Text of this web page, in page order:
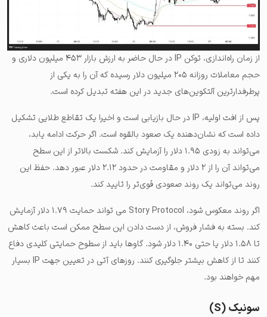
از زمان راه‌اندازی، توکن IP در حال حاضر به ارزش بازار ۴۵۳ میلیون دلاری و
حجم معاملات روزانه ۲۰۵ میلیون دلار رسیده که آن را به یکی از
پرطرفدارترین آلتکوین‌های جدید در این هفته تبدیل کرده است.
پس از افت اولیه، IP در حال بازیابی است و اخیرا یک تقاطع طلایی تشکیل
داده است که نشان‌دهنده یک صعود بالقوه است. اگر حرکت ادامه یابد،
می‌تواند به زودی ۱.۹۵ دلار را آزمایش کند. شکست بالاتر از این سطح
می‌تواند آن را از ۲ دلار و مقاومت در حدود ۲.۱۲ دلار عبور دهد. حفظ این
روند می‌تواند یک روند صعودی قوی‌تر را تایید کند.
اگر روند معکوس شود، Story Protocol می تواند حمایت ۱.۷۹ دلار آزمایش
کند. بسته به فشار فروش، از دست دادن این سطح ممکن است باعث کاهش
تا ۱.۵۸ دلار یا حتی ۱.۴۰ دلار شود. گاوها باید از سطوح حمایتی کلیدی دفاع
کنند تا از کاهش بیشتر جلوگیری کنند. روزهای آتی در تعیین جهت IP بسیار
مهم خواهند بود.
سونیک (S)